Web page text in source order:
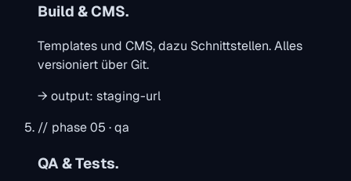
Build & CMS.
Templates und CMS, dazu Schnittstellen. Alles
versioniert über Git.
→ output: staging-url
// phase 05 · qa
QA & Tests.